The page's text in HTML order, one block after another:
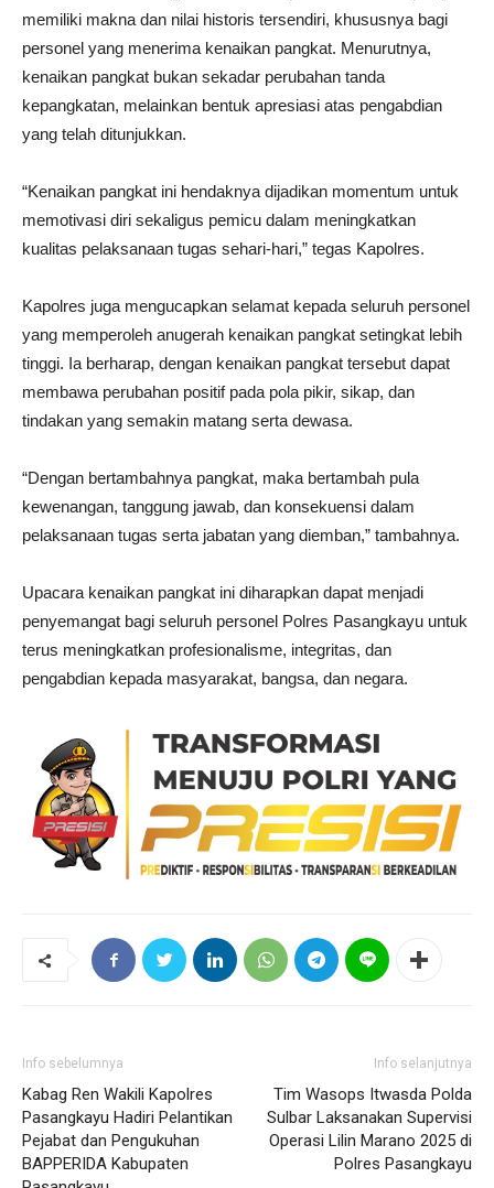
memiliki makna dan nilai historis tersendiri, khususnya bagi
personel yang menerima kenaikan pangkat. Menurutnya,
kenaikan pangkat bukan sekadar perubahan tanda
kepangkatan, melainkan bentuk apresiasi atas pengabdian
yang telah ditunjukkan.
“Kenaikan pangkat ini hendaknya dijadikan momentum untuk
memotivasi diri sekaligus pemicu dalam meningkatkan
kualitas pelaksanaan tugas sehari-hari,” tegas Kapolres.
Kapolres juga mengucapkan selamat kepada seluruh personel
yang memperoleh anugerah kenaikan pangkat setingkat lebih
tinggi. Ia berharap, dengan kenaikan pangkat tersebut dapat
membawa perubahan positif pada pola pikir, sikap, dan
tindakan yang semakin matang serta dewasa.
“Dengan bertambahnya pangkat, maka bertambah pula
kewenangan, tanggung jawab, dan konsekuensi dalam
pelaksanaan tugas serta jabatan yang diemban,” tambahnya.
Upacara kenaikan pangkat ini diharapkan dapat menjadi
penyemangat bagi seluruh personel Polres Pasangkayu untuk
terus meningkatkan profesionalisme, integritas, dan
pengabdian kepada masyarakat, bangsa, dan negara.
Info sebelumnya
Kabag Ren Wakili Kapolres
Pasangkayu Hadiri Pelantikan
Pejabat dan Pengukuhan
BAPPERIDA Kabupaten
Info selanjutnya
Tim Wasops Itwasda Polda
Sulbar Laksanakan Supervisi
Operasi Lilin Marano 2025 di
Polres Pasangkayu